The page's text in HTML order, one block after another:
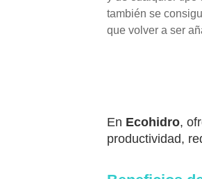
también se
que volver a ser
En Ecohidro,
productividad,